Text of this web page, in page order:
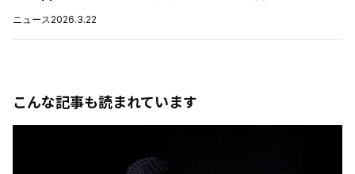
ニュース2026.3.22
こんな記事も読まれています